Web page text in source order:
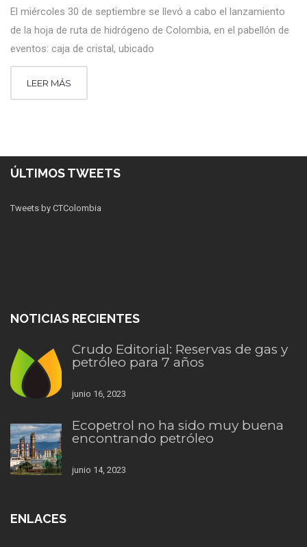
El miércoles 30 de septiembre se llevó a cabo el lanzamiento
de la hoja de ruta de hidrógeno de Colombia, en el pabellón de
eventos: caja de cristal, ubicado
LEER MÁS
ÚLTIMOS TWEETS
Tweets by CTColombia
NOTICIAS RECIENTES
Crudo Editorial: Reservas de gas y
petróleo para 7 años
junio 16, 2023
Ecopetrol no ha sido muy buena
encontrando petróleo
junio 14, 2023
ENLACES